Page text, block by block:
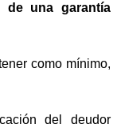
de una garantía
como mínimo,
del deudor